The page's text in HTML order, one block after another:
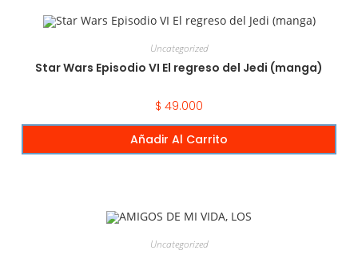
Uncategorized
Star Wars Episodio VI El regreso del Jedi (manga)
$ 49.000
Añadir Al Carrito
Uncategorized